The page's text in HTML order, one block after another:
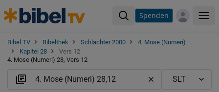
Spenden
Bibel TV Bibelthek Schlachter 2000
4. Mose (Numeri)
Kapitel 28
Vers 12
4. Mose (Numeri) 28, Vers 12